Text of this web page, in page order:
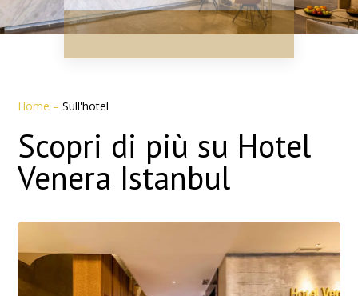
Home –Sull'hotel
Scopri di più su Hotel
Venera Istanbul